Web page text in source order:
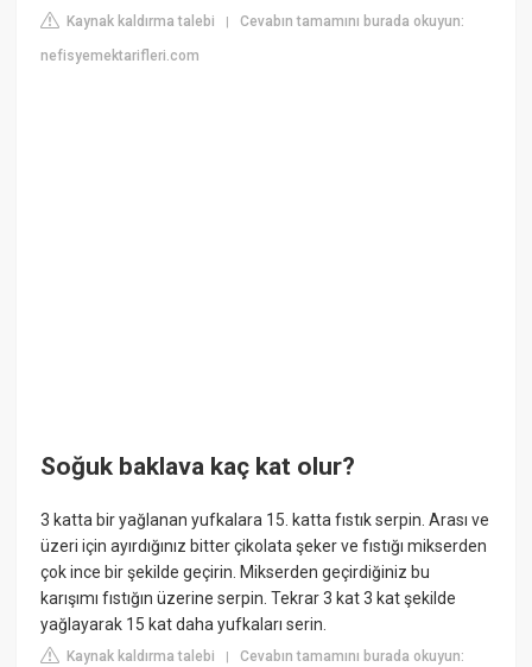
Kaynak kaldırma talebi |Cevabın tamamını burada okuyun:
nefisyemektarifleri.com
Soğuk baklava kaç kat olur?
3 katta bir yağlanan yufkalara 15. katta fıstık serpin. Arası ve
üzeri için ayırdığınız bitter çikolata şeker ve fıstığı mikserden
çok ince bir şekilde geçirin. Mikserden geçirdiğiniz bu
karışımı fıstığın üzerine serpin. Tekrar 3 kat 3 kat şekilde
yağlayarak 15 kat daha yufkaları serin.
Kaynak kaldırma talebi |Cevabın tamamını burada okuyun: